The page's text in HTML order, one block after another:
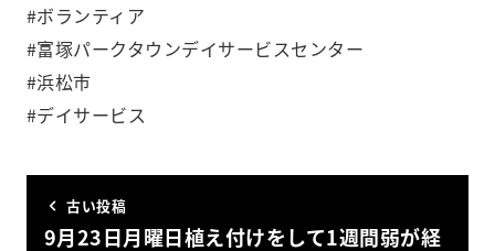
#ボランティア
#富塚パークタウンデイサービスセンター
#浜松市
#デイサービス
古い投稿
9月23日月曜日植え付けをして1週間弱が経